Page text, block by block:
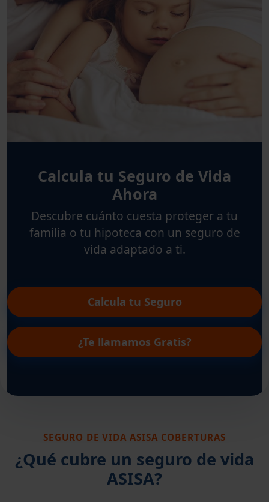
Calcula tu Seguro de Vida
Ahora
Descubre cuánto cuesta proteger a tu
familia o tu hipoteca con un seguro de
vida adaptado a ti.
Calcula tu Seguro
¿Te llamamos Gratis?
SEGURO DE VIDA ASISA COBERTURAS
¿Qué cubre un seguro de vida
ASISA?